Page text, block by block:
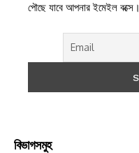
পৌছে যাবে আপনার ইমেইল বক্সে।
বিভাগসমুহ